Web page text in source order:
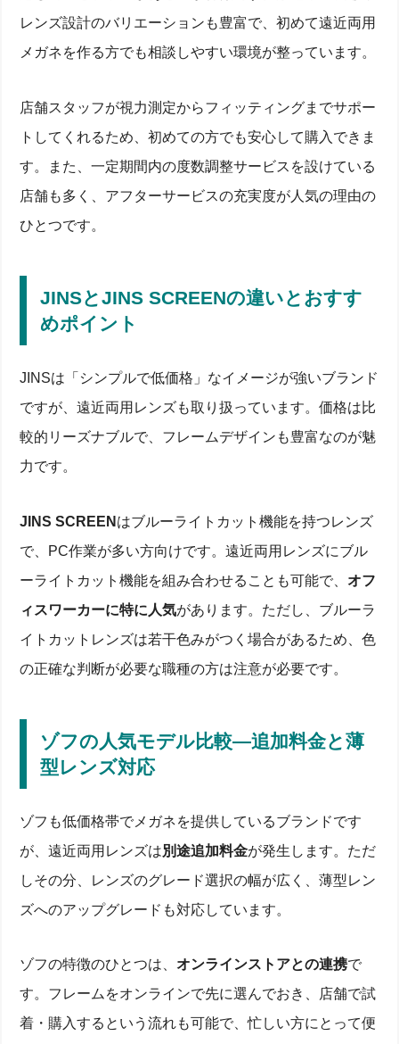
レンズ設計のバリエーションも豊富で、初めて遠近両用
メガネを作る方でも相談しやすい環境が整っています。
店舗スタッフが視力測定からフィッティングまでサポー
トしてくれるため、初めての方でも安心して購入できま
す。また、一定期間内の度数調整サービスを設けている
店舗も多く、アフターサービスの充実度が人気の理由の
ひとつです。
JINSとJINS SCREENの違いとおすす
めポイント
JINSは「シンプルで低価格」なイメージが強いブランド
ですが、遠近両用レンズも取り扱っています。価格は比
較的リーズナブルで、フレームデザインも豊富なのが魅
力です。
JINS SCREEN はブルーライトカット機能を持つレンズ
で、PC作業が多い方向けです。遠近両用レンズにブル
ーライトカット機能を組み合わせることも可能で、 オフ
ィスワーカーに特に人気があります。ただし、ブルーラ
イトカットレンズは若干色みがつく場合があるため、色
の正確な判断が必要な職種の方は注意が必要です。
ゾフの人気モデル比較―追加料金と薄
型レンズ対応
ゾフも低価格帯でメガネを提供しているブランドです
が、遠近両用レンズは別途追加料金が発生します。ただ
しその分、レンズのグレード選択の幅が広く、薄型レン
ズへのアップグレードも対応しています。
ゾフの特徴のひとつは、 オンラインストアとの連携で
す。フレームをオンラインで先に選んでおき、店舗で試
着・購入するという流れも可能で、忙しい方にとって便